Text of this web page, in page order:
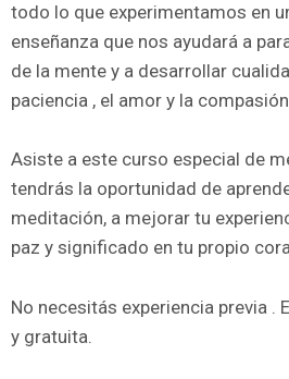
todo lo que experimentamos en
enseñanza que nos ayudará a
de la mente y a desarrollar
paciencia , el amor y la
Asiste a este curso especial de
tendrás la oportunidad de
meditación, a mejorar tu
paz y significado en tu propio
No necesitás experiencia previa .
y gratuita.